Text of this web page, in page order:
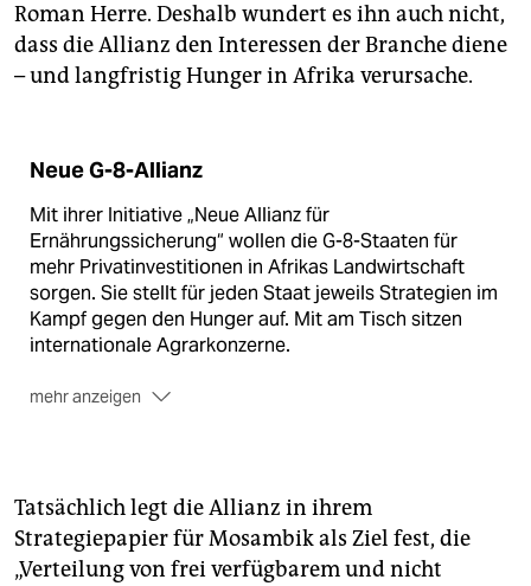
Roman Herre. Deshalb wundert es ihn auch nicht,
dass die Allianz den Interessen der Branche diene
– und langfristig Hunger in Afrika verursache.
Neue G-8-Allianz
Mit ihrer Initiative „Neue Allianz für
Ernährungssicherung“ wollen die G-8-Staaten für
mehr Privatinvestitionen in Afrikas Landwirtschaft
sorgen. Sie stellt für jeden Staat jeweils Strategien im
Kampf gegen den Hunger auf. Mit am Tisch sitzen
internationale Agrarkonzerne.
mehr anzeigen
Saatgut mehr zu verteilen. Die Elfenbeinküste
verspricht ein Gesetz zu Säuglingsnahrung. Tansania
will die Zeiten für die Zulassung von Pestiziden aus
dem Ausland verkürzen.
Tatsächlich legt die Allianz in ihrem
Strategiepapier für Mosambik als Ziel fest, die
„Verteilung von frei verfügbarem und nicht